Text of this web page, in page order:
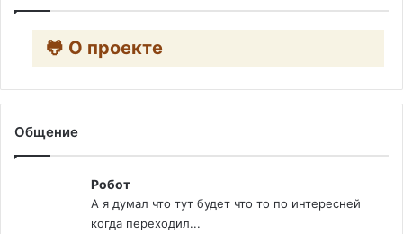
🐸 О проекте
Общение
Робот
А я думал что тут будет что то по интересней
когда переходил...